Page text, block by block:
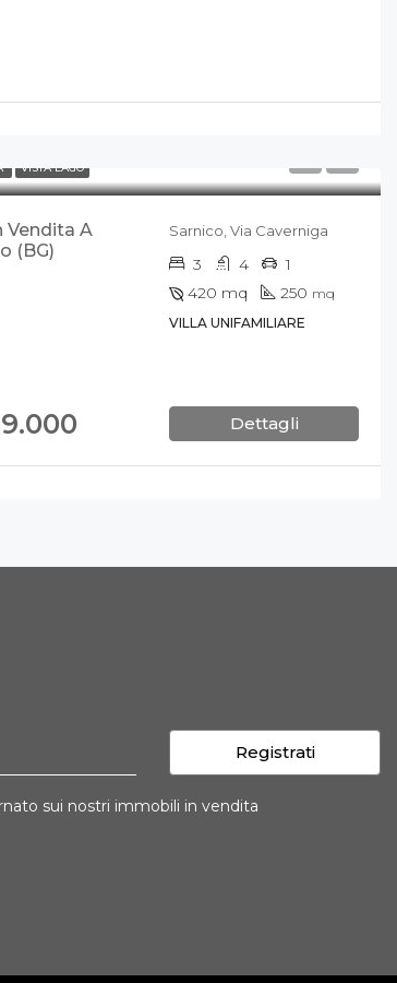
VISTA LAGO
Vendita A
(BG)
Sarnico, Via Caverniga
3 4
1
420 mq 250 mq
VILLA UNIFAMILIARE
Dettagli
Registrati
sui nostri immobili in vendita